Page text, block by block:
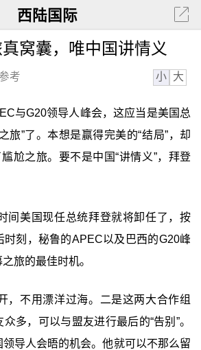
西陆国际
窝囊，唯中国讲情义
考 小 大
与G20领导人峰会，这应当是美国总
旅”了。本想是赢得完美的“结局”，却
尴尬之旅。要不是中国“讲情义”，拜登
间美国现任总统拜登就将卸任了，按
时刻，秘鲁的APEC以及巴西的G20峰
旅的最佳时机。
，不用漂洋过海。二是这两大合作组
多，可以与盟友进行最后的“告别”。
导人会晤的机会。他就可以不那么留